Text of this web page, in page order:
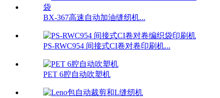
BX-367高速自动加油缝纫机...
PS-RWC954 间接式CI卷对卷印刷机...
PET 6腔自动吹塑机